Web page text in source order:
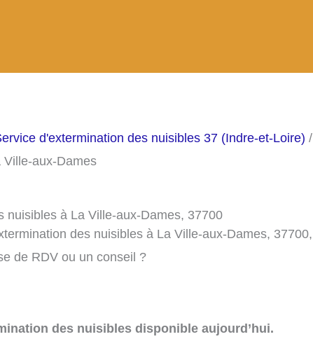
d'extermination des nuisibles 37 (Indre-et-Loire) /
Ville-aux-Dames
nuisibles à La Ville-aux-Dames, 37700
des nuisibles à La Ville-aux-Dames, 37700,
de RDV ou un conseil ?
des nuisibles disponible aujourd’hui.